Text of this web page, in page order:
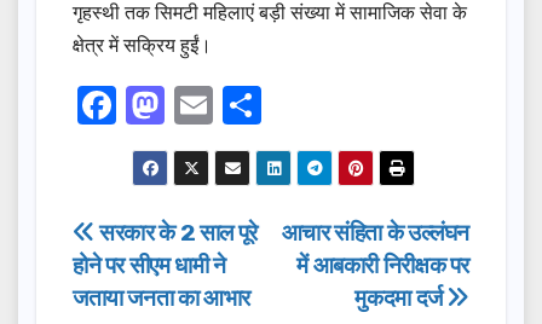
गृहस्थी तक सिमटी महिलाएं बड़ी संख्या में सामाजिक सेवा के
क्षेत्र में सक्रिय हुईं।
F
a
c
e
b
o
M
a
st
o
d
o
E
m
ail
h
ar
e
Post
navigation
आचार संहिता के उल्लंघन
में आबकारी निरीक्षक पर
मुकदमा दर्ज
सरकार के 2 साल पूरे
होने पर सीएम धामी ने
जताया जनता का आभार